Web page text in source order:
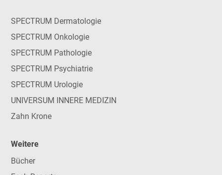
SPECTRUM Dermatologie
SPECTRUM Onkologie
SPECTRUM Pathologie
SPECTRUM Psychiatrie
SPECTRUM Urologie
UNIVERSUM INNERE MEDIZIN
Zahn Krone
Weitere
Bücher